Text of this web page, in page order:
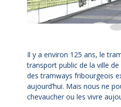
Il y a environ 125 ans, le
transport public de la ville
des tramways fribourgeois
aujourd’hui. Mais nous ne
chevaucher ou les vivre